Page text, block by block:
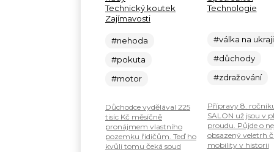
Technický koutek
Zajímavosti
#nehoda
#pokuta
#motor
Důchodce vydělával 225
tisíc Kč měsíčně
pronájmem vlastního
pozemku řidičům. Teď ho
kvůli tomu čeká soud
Technologie
#válka na
#důchody
#zdražování
Přípravy 8.
SALON už jsou v
proudu. Půjde o
obsazený veletrh
mobility v historii